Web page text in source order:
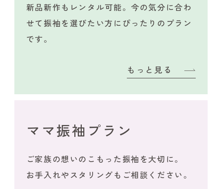
新品新作もレンタル可能。今の気分に合わ
せて振袖を選びたい方にぴったりのプラン
です。
もっと見る
ママ振袖プラン
ご家族の想いのこもった振袖を大切に。
お手入れやスタリングもご相談ください。